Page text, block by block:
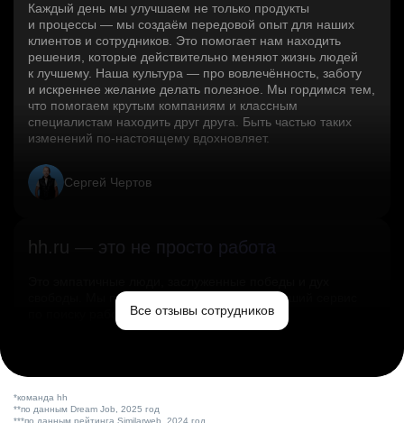
Каждый день мы улучшаем не только продукты
и процессы — мы создаём передовой опыт для наших
клиентов и сотрудников. Это помогает нам находить
решения, которые действительно меняют жизнь людей
к лучшему. Наша культура — про вовлечённость, заботу
и искреннее желание делать полезное. Мы гордимся тем,
что помогаем крутым компаниям и классным
специалистам находить друг друга. Быть частью таких
изменений по‑настоящему вдохновляет.
Сергей Чертов
hh.ru — это не просто работа
свободы. Мы помогаем миру и создаём лучший сервис
по поиску работы в стране.Все отзывы сотрудников
*команда hh
**по данным Dream Job, 2025 год
***по данным рейтинга Similarweb, 2024 год